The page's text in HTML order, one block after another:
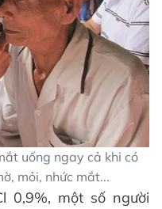
uống ngay cả khi có
mỏi, nhức mắt...
0,9%, một số người